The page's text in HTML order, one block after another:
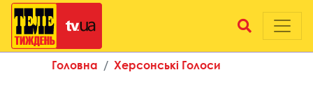
Головна Херсонські Голоси